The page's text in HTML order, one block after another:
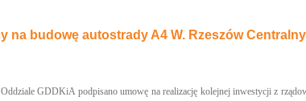
na budowę autostrady A4 W. Rzeszów
GDDKiA podpisano umowę na realizację kolejnej inwestycji z